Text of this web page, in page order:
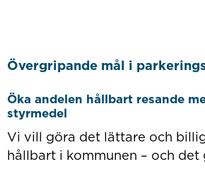
Övergripande mål i
Öka andelen hållbart resande
styrmedel
Vi vill göra det lättare och
hållbart i kommunen – och det